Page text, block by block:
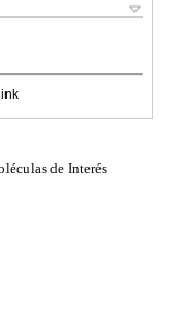
de Interés